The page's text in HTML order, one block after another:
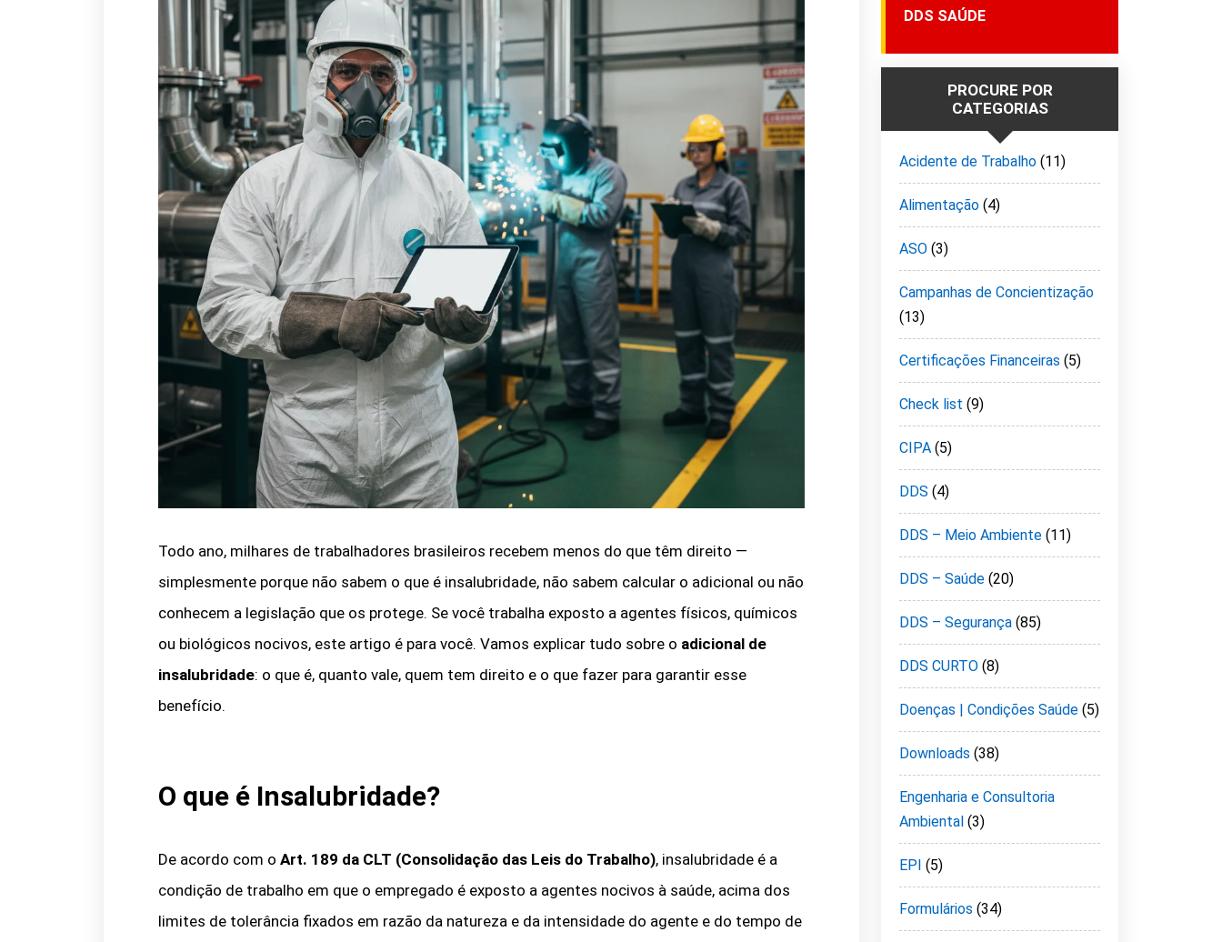
Todo ano, milhares de trabalhadores brasileiros recebem menos do que têm direito —
simplesmente porque não sabem o que é insalubridade, não sabem calcular o adicional ou não
conhecem a legislação que os protege. Se você trabalha exposto a agentes físicos, químicos
ou biológicos nocivos, este artigo é para você. Vamos explicar tudo sobre o adicional de
insalubridade: o que é, quanto vale, quem tem direito e o que fazer para garantir esse
benefício.
O que é Insalubridade?
De acordo com o Art. 189 da CLT (Consolidação das Leis do Trabalho), insalubridade é a
condição de trabalho em que o empregado é exposto a agentes nocivos à saúde, acima dos
limites de tolerância fixados em razão da natureza e da intensidade do agente e do tempo de
DDS SAÚDE
PROCURE POR
CATEGORIAS
Acidente de Trabalho (11)
Alimentação (4)
ASO (3)
Campanhas de Concientização
(13)
Certificações Financeiras (5)
Check list (9)
CIPA (5)
DDS (4)
DDS – Meio Ambiente (11)
DDS – Saúde (20)
DDS – Segurança (85)
DDS CURTO (8)
Doenças | Condições Saúde (5)
Downloads (38)
Engenharia e Consultoria
Ambiental (3)
EPI (5)
Formulários (34)